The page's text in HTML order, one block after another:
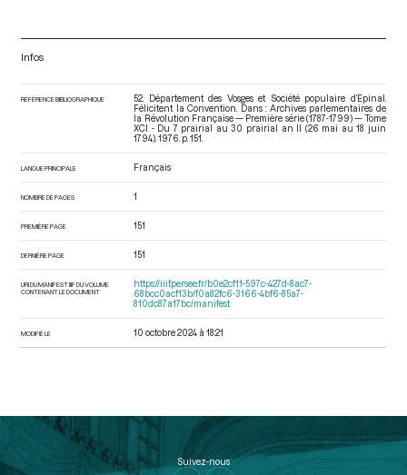
Infos
RÉFÉRENCE BIBLIOGRAPHIQUE
52. Département des Vosges et Société populaire d’Epinal.
Félicitent la Convention. Dans : Archives parlementaires de
la Révolution Française — Première série (1787-1799) — Tome
XCI - Du 7 prairial au 30 prairial an II (26 mai au 18 juin
1794) . 1976. p. 151.
LANGUE PRINCIPALE Français
NOMBRE DE PAGES 1
PREMIÈRE PAGE 151
DERNIÈRE PAGE 151
URI DU MANIFEST IIIF DU VOLUME
CONTENANT LE DOCUMENT
https://iiif.persee.fr/b0e2cf11-597c-427d-8ac7-
68bcc0acf13b/f0a82fc6-3166-4bf6-85a7-
810dc87a17bc/manifest
MODIFIÉ LE 10 octobre 2024 à 18:21
Suivez-nous